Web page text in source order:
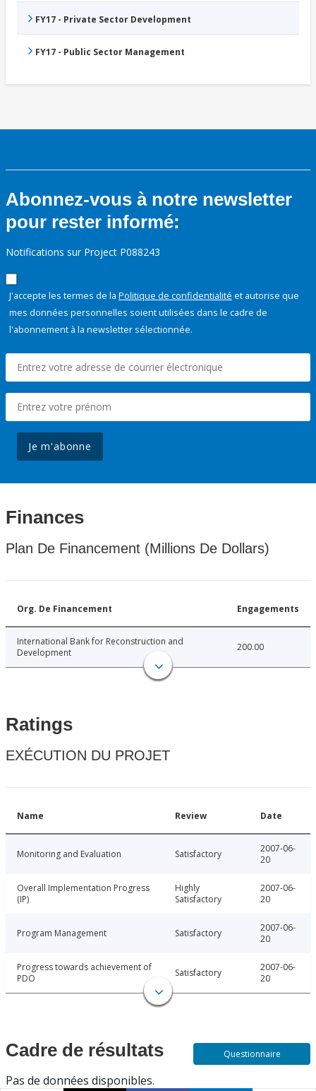
FY17 - Private Sector Development
FY17 - Public Sector Management
Abonnez-vous à notre newsletter
pour rester informé:
Notifications sur Project P088243
J'accepte les termes de la Politique de confidentialité et autorise que
mes données personnelles soient utilisées dans le cadre de
l'abonnement à la newsletter sélectionnée.
Je m'abonne
Finances
Plan De Financement (Millions De Dollars)
Org. De Financement Engagements
International Bank for Reconstruction and
Development
200.00
Ratings
EXÉCUTION DU PROJET
Name Review Date
Monitoring and Evaluation Satisfactory
2007-06-
20
Overall Implementation Progress
(IP)
Highly
Satisfactory
2007-06-
20
Program Management Satisfactory
2007-06-
20
Progress towards achievement of
PDO
Satisfactory
2007-06-
20
Cadre de résultats
Pas de données disponibles.
Questionnaire